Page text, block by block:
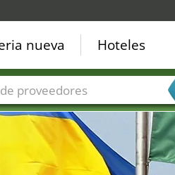
nueva Hoteles
Sectores de proveedor de servicios